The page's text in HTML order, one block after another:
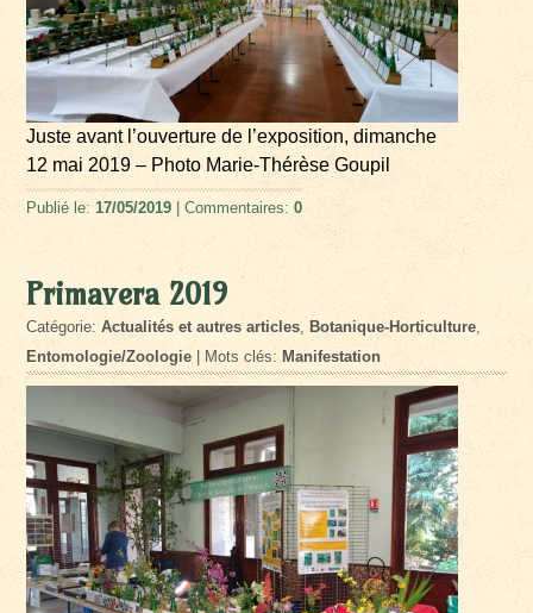
Juste avant l’ouverture de l’exposition, dimanche
12 mai 2019 – Photo Marie-Thérèse Goupil
Publié le: 17/05/2019 | Commentaires:0
Primavera 2019
Catégorie:Actualités et autres articles Botanique-Horticulture
Entomologie/Zoologie | Mots clés: Manifestation